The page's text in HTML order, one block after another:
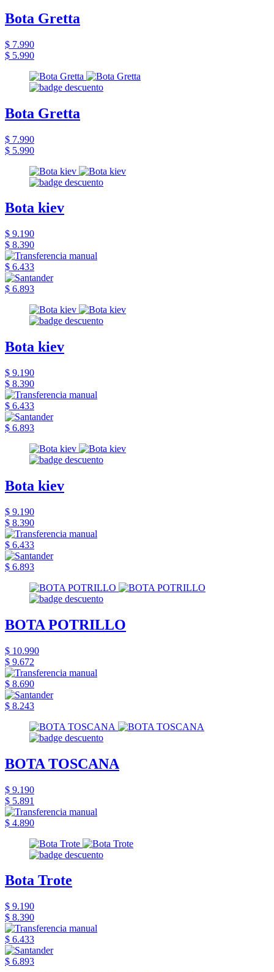
Bota Gretta
$ 7.990
$ 5.990
Bota Gretta
$ 7.990
$ 5.990
Bota kiev
$ 9.190
$ 8.390
$ 6.433
$ 6.893
Bota kiev
$ 9.190
$ 8.390
$ 6.433
$ 6.893
Bota kiev
$ 9.190
$ 8.390
$ 6.433
$ 6.893
BOTA POTRILLO
$ 10.990
$ 9.672
$ 8.690
$ 8.243
BOTA TOSCANA
$ 9.190
$ 5.891
$ 4.890
Bota Trote
$ 9.190
$ 8.390
$ 6.433
$ 6.893